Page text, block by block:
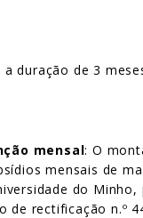
a duração de 3
mensal: O
mensais de
do
de rectificação n.º